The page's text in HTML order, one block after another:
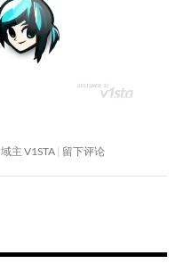
域主 V1STA 留下评论